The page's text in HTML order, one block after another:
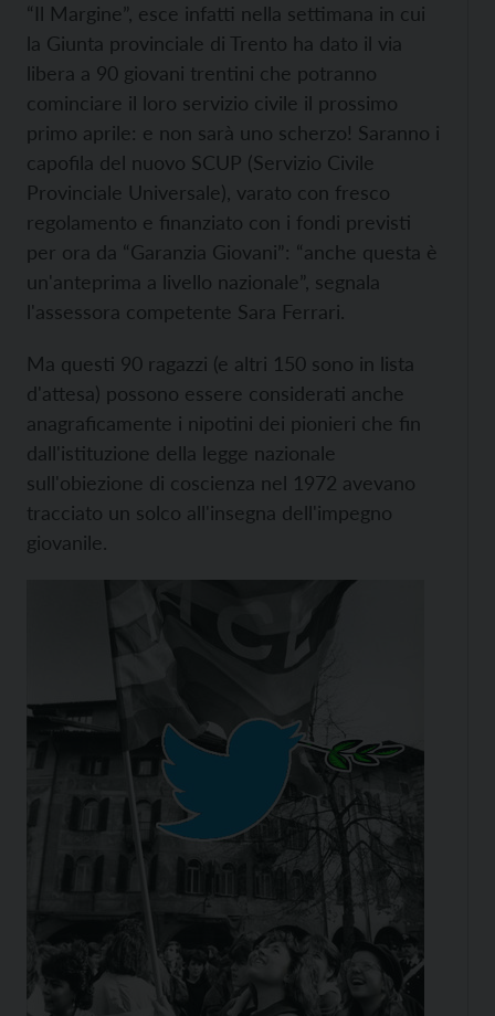
“Il Margine”, esce infatti nella settimana in cui
la Giunta provinciale di Trento ha dato il via
libera a 90 giovani trentini che potranno
cominciare il loro servizio civile il prossimo
primo aprile: e non sarà uno scherzo! Saranno i
capofila del nuovo SCUP (Servizio Civile
Provinciale Universale), varato con fresco
regolamento e finanziato con i fondi previsti
per ora da “Garanzia Giovani”: “anche questa è
un'anteprima a livello nazionale”, segnala
l'assessora competente Sara Ferrari.
Ma questi 90 ragazzi (e altri 150 sono in lista
d'attesa) possono essere considerati anche
anagraficamente i nipotini dei pionieri che fin
dall'istituzione della legge nazionale
sull'obiezione di coscienza nel 1972 avevano
tracciato un solco all'insegna dell'impegno
giovanile.